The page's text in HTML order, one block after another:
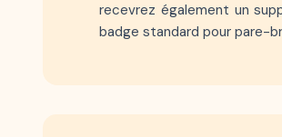
recevrez également un
badge standard pour pare-